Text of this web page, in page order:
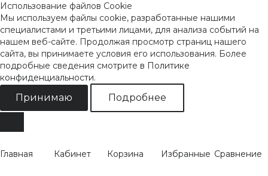
Использование файлов Cookie
Мы используем файлы cookie, разработанные нашими
специалистами и третьими лицами, для анализа событий на
нашем веб-сайте. Продолжая просмотр страниц нашего
сайта, вы принимаете условия его использования. Более
подробные сведения смотрите в Политике
конфиденциальности.
Принимаю Подробнее
Главная Кабинет Корзина Избранные Сравнение